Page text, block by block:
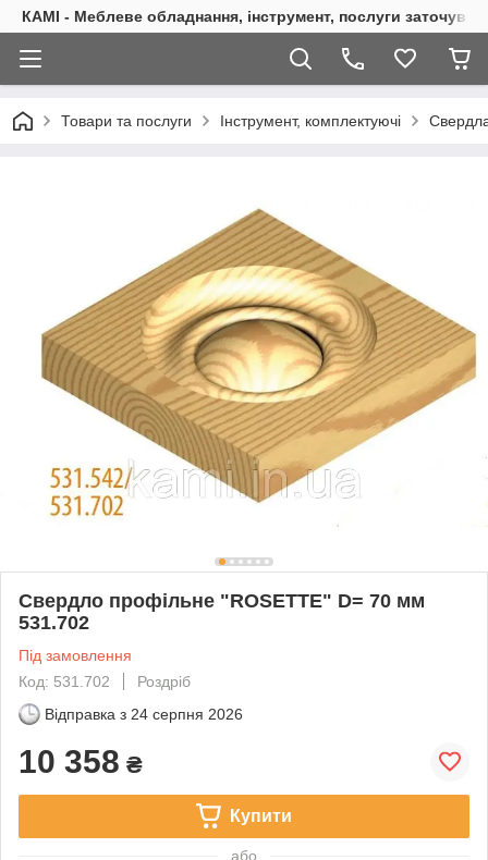
КАМІ - Меблеве обладнання, інструмент, послуги
Товари та послуги Інструмент, комплектуючі
Свердло профільне "ROSETTE" D= 70 мм
531.702
Під замовлення
Код: 531.702
Роздріб
Відправка з 24 серпня 2026
10 358 ₴
Купити
або